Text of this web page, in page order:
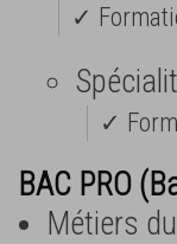
✓
✓
BAC PRO
Métiers